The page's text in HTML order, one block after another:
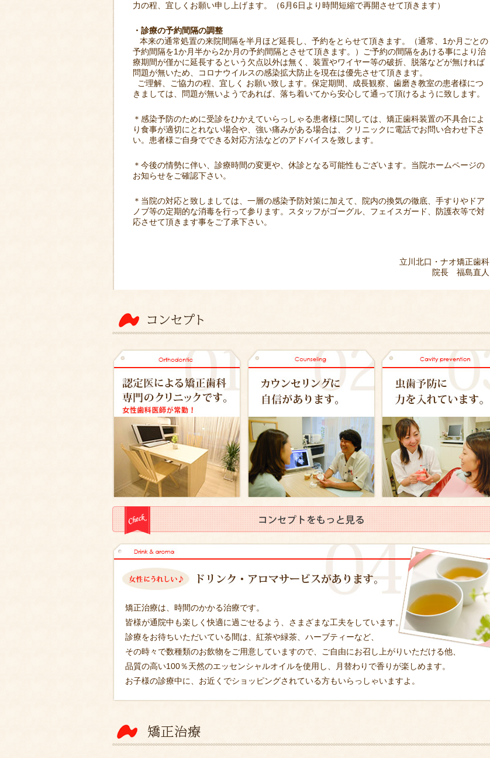
力の程、宜しくお願い申し上げます。（6月6日より時間短縮で再開させて頂きます）
・診療の予約間隔の調整
本来の通常処置の来院間隔を半月ほど延長し、予約をとらせて頂きます。（通常、1か月ごとの
予約間隔を1か月半から2か月の予約間隔とさせて頂きます。）ご予約の間隔をあける事により治
療期間が僅かに延長するという欠点以外は無く、装置やワイヤー等の破折、脱落などが無ければ
問題が無いため、コロナウイルスの感染拡大防止を現在は優先させて頂きます。
ご理解、ご協力の程、宜しく お願い致します。保定期間、成長観察、歯磨き教室の患者様につ
きましては、問題が無いようであれば、落ち着いてから安心して通って頂けるように致します。
＊感染予防のために受診をひかえていらっしゃる患者様に関しては、矯正歯科装置の不具合によ
り食事が適切にとれない場合や、強い痛みがある場合は、クリニックに電話でお問い合わせ下さ
い。患者様ご自身でできる対応方法などのアドバイスを致します。
＊今後の情勢に伴い、診療時間の変更や、休診となる可能性もございます。当院ホームページの
お知らせをご確認下さい。
＊当院の対応と致しましては、一層の感染予防対策に加えて、院内の換気の徹底、手すりやドア
ノブ等の定期的な消毒を行って参ります。スタッフがゴーグル、フェイスガード、防護衣等で対
応させて頂きます事をご了承下さい。
立川北口・ナオ矯正歯科
院長 福島直人
矯正治療は、時間のかかる治療です。
皆様が通院中も楽しく快適に過ごせるよう、さまざまな工夫をしています。
診療をお待ちいただいている間は、紅茶や緑茶、ハーブティーなど、
その時々で数種類のお飲物をご用意していますので、ご自由にお召し上がりいただける他、
品質の高い100％天然のエッセンシャルオイルを使用し、月替わりで香りが楽しめます。
お子様の診療中に、お近くでショッピングされている方もいらっしゃいますよ。